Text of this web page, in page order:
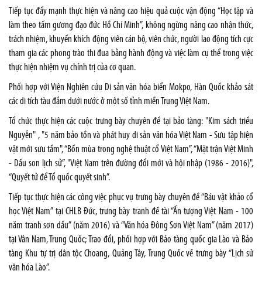
Tiếp tục đẩy mạnh thực hiện và nâng cao hiệu quả cuộc vận động “Học tập và
làm theo tấm gương đạo đức Hồ Chí Minh”, không ngừng nâng cao nhận thức,
trách nhiệm, khuyến khích động viên cán bộ, viên chức, người lao động tích cực
tham gia các phong trào thi đua bằng hành động và việc làm cụ thể trong việc
thực hiện nhiệm vụ chính trị của cơ quan.
Phối hợp với Viện Nghiên cứu Di sản văn hóa biển Mokpo, Hàn Quốc khảo sát
các di tích tàu đắm dưới nước ở một số tỉnh miền Trung Việt Nam.
Tổ chức thực hiện các cuộc trưng bày chuyên đề tại bảo tàng: "Kim sách triều
Nguyễn" , "5 năm bảo tồn và phát huy di sản văn hóa Việt Nam - Sưu tập hiện
vật mới sưu tầm", “Bốn mùa trong nghệ thuật cổ Việt Nam”, “Mặt trận Việt Minh
- Dấu son lịch sử”, "Việt Nam trên đường đổi mới và hội nhập (1986 - 2016)",
“Quyết tử để Tổ quốc quyết sinh”.
Tiếp tục thực hiện các công việc phục vụ trưng bày chuyên đề “Báu vật khảo cổ
học Việt Nam” tại CHLB Đức, trưng bày tranh đề tài “Ấn tượng Việt Nam - 100
năm tranh sơn dầu” (năm 2016) và “Văn hóa Đông Sơn Việt Nam” (năm 2017)
tại Vân Nam, Trung Quốc; Trao đổi, phối hợp với Bảo tàng quốc gia Lào và Bảo
tàng Khu tự trị dân tộc Choang, Quảng Tây, Trung Quốc về trưng bày “Lịch sử
văn hóa Lào”.